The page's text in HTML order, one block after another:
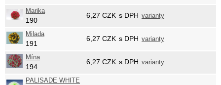
Marika
190
6,27 CZK s DPH varianty
Milada
191
6,27 CZK s DPH varianty
Mína
194
6,27 CZK s DPH varianty
PALISADE WHITE